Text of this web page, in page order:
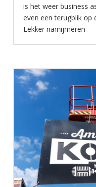
is het weer business
even een terugblik op
Lekker namijmeren